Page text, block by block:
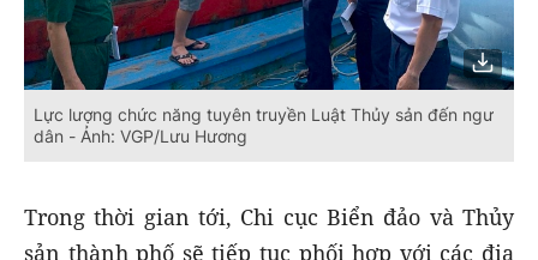
Lực lượng chức năng tuyên truyền Luật Thủy sản đến ngư
dân - Ảnh: VGP/Lưu Hương
Trong thời gian tới, Chi cục Biển đảo và Thủy
sản thành phố sẽ tiếp tục phối hợp với các địa